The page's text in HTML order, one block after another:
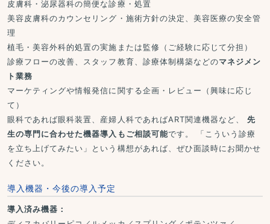
皮膚科・泌尿器科の簡便な診療・処置
美容皮膚科のカウンセリング・施術方針の決定、美容医療の安全管
理
植毛・美容外科的処置の実施または監修（ご経験に応じて分担）
診療フローの改善、スタッフ教育、診療体制構築などのマネジメン
ト業務
マーケティングや情報発信に関する企画・レビュー（興味に応じ
て）
眼科であれば眼科装置、産婦人科であればART関連機器など、先
生の専門に合わせた機器導入もご相談可能です。 「こういう診療
を立ち上げてみたい」という構想があれば、ぜひ面談時にお聞かせ
ください。
導入機器・今後の導入予定
導入済み機器：